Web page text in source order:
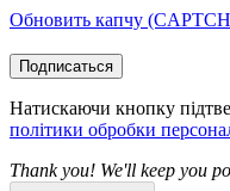
Немає у наявності
У кошик